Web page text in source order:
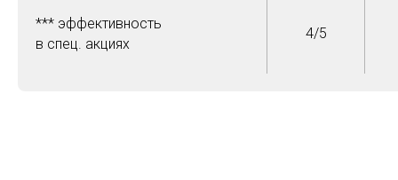
*** эффективность
в спец. акциях
4/5